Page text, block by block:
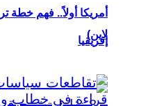
لاين)
أمريكا أولاً.. فهم خطة
إفريقيا